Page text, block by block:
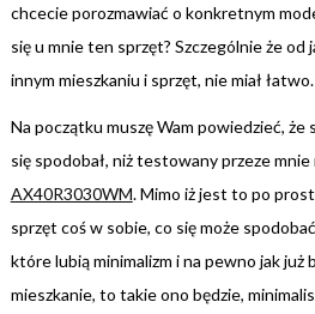
chcecie porozmawiać o konkretnym
się u mnie ten sprzęt? Szczególnie że od
innym mieszkaniu i sprzęt, nie miał łatwo.
Na początku muszę Wam powiedzieć, że
się spodobał, niż testowany przeze mnie
AX40R3030WM. Mimo iż jest to po
sprzęt coś w sobie, co się może
które lubią minimalizm i na pewno jak już
mieszkanie, to takie ono będzie,